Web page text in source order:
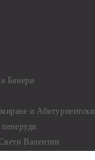
Банери
и Абитуриентски
Валентин